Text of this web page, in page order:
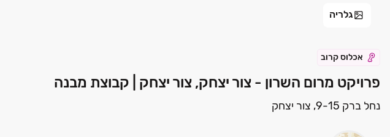
גלריה
אכלוס קרוב
פרויקט מרום השרון - צור יצחק, צור יצחק | קבוצת מבנה
נחל ברק 9-15, צור יצחק